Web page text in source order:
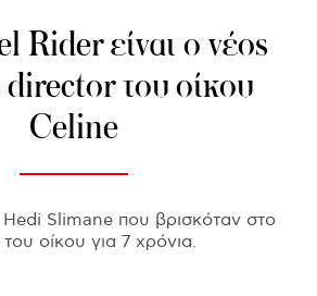
Rider είναι ο νέος
του οίκου
Celine
Hedi Slimane που βρισκόταν στο
του οίκου για 7 χρόνια.